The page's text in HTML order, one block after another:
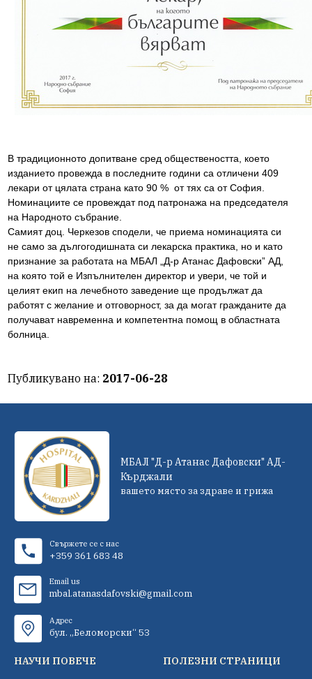
В традиционното допитване сред обществеността, което
изданието провежда в последните години са отличени 409
лекари от цялата страна като 90 % от тях са от София.
Номинациите се провеждат под патронажа на председателя
на Народното събрание.
Самият доц. Черкезов сподели, че приема номинацията си
не само за дългогодишната си лекарска практика, но и като
признание за работата на МБАЛ „Д-р Атанас Дафовски” АД,
на която той е Изпълнителен директор и увери, че той и
целият екип на лечебното заведение ще продължат да
работят с желание и отговорност, за да могат гражданите да
получават навременна и компетентна помощ в областната
болница.
Публикувано на: 2017-06-28
МБАЛ "Д-р Атанас Дафовски" АД-
Кърджали
вашето място за здраве и грижа
Свържете се с нас
+359 361 683 48
Email us
mbal.atanasdafovski@gmail.com
Адрес
бул. „Беломорски“ 53
НАУЧИ ПОВЕЧЕ ПОЛЕЗНИ СТРАНИЦИ